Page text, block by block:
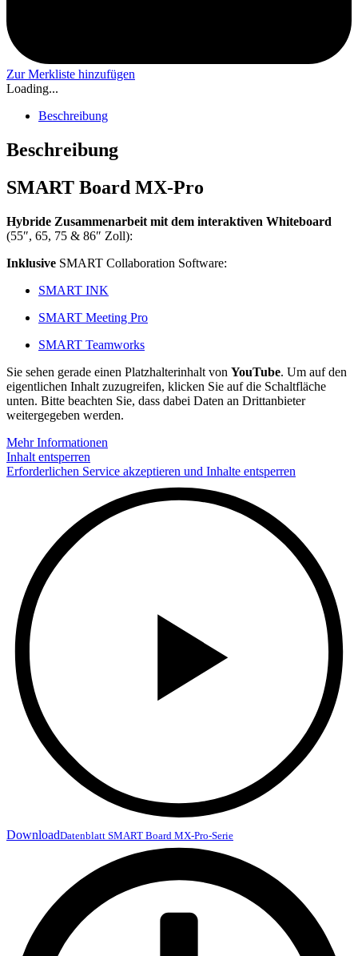
Zur Merkliste hinzufügen
Loading...
Beschreibung
Beschreibung
SMART Board MX-Pro
Hybride Zusammenarbeit mit dem interaktiven Whiteboard
(55″, 65, 75 & 86″ Zoll):
Inklusive SMART Collaboration Software:
SMART INK
SMART Meeting Pro
SMART Teamworks
Sie sehen gerade einen Platzhalterinhalt von YouTube. Um auf den
eigentlichen Inhalt zuzugreifen, klicken Sie auf die Schaltfläche
unten. Bitte beachten Sie, dass dabei Daten an Drittanbieter
weitergegeben werden.
Mehr Informationen
Inhalt entsperren
Erforderlichen Service akzeptieren und Inhalte entsperren
DownloadDatenblatt SMART Board MX-Pro-Serie